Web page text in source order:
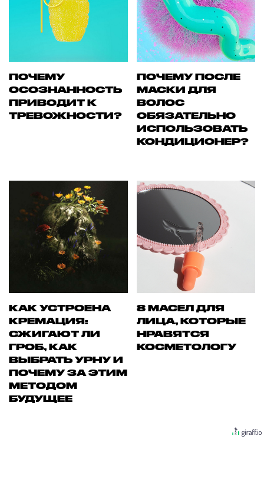
ПОЧЕМУ
ОСОЗНАННОСТЬ
ПРИВОДИТ К
ТРЕВОЖНОСТИ?
ПОЧЕМУ ПОСЛЕ
МАСКИ ДЛЯ
ВОЛОС
ОБЯЗАТЕЛЬНО
ИСПОЛЬЗОВАТЬ
КОНДИЦИОНЕР?
КАК УСТРОЕНА
КРЕМАЦИЯ:
СЖИГАЮТ ЛИ
ГРОБ, КАК
ВЫБРАТЬ УРНУ И
ПОЧЕМУ ЗА ЭТИМ
МЕТОДОМ
БУДУЩЕЕ
8 МАСЕЛ ДЛЯ
ЛИЦА, КОТОРЫЕ
НРАВЯТСЯ
КОСМЕТОЛОГУ